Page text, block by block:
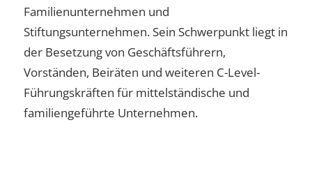
Familienunternehmen und
Stiftungsunternehmen. Sein Schwerpunkt liegt in
der Besetzung von Geschäftsführern,
Vorständen, Beiräten und weiteren C-Level-
Führungskräften für mittelständische und
familiengeführte Unternehmen.